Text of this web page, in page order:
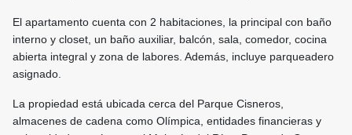
El apartamento cuenta con 2 habitaciones, la principal con baño
interno y closet, un baño auxiliar, balcón, sala, comedor, cocina
abierta integral y zona de labores. Además, incluye parqueadero
asignado.
La propiedad está ubicada cerca del Parque Cisneros,
almacenes de cadena como Olímpica, entidades financieras y